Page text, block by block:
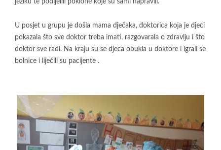
U posjet u grupu je došla mama dječaka, doktorica koja je djeci
pokazala što sve doktor treba imati, razgovarala o zdravlju i što
doktor sve radi. Na kraju su se djeca obukla u doktore i igrali se
bolnice i liječili su pacijente .